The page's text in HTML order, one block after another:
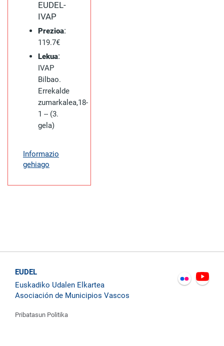
EUDEL-
IVAP
Prezioa:
119.7€
Lekua:
IVAP
Bilbao.
Errekalde
zumarkalea,18-
1 -- (3.
gela)
Informazio
gehiago
EUDEL
Euskadiko Udalen Elkartea
Asociación de Municipios Vascos
Pribatasun Politika